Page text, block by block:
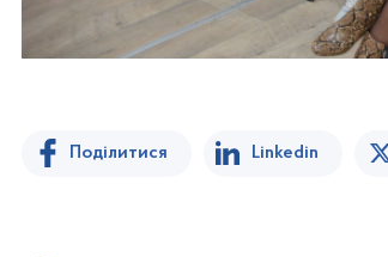
Поділитися Linkedin